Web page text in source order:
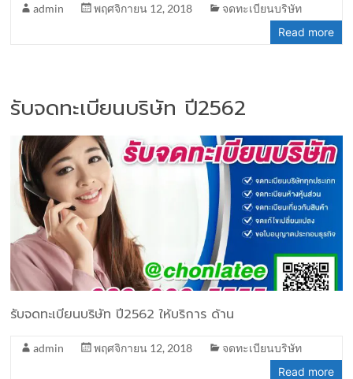
admin พฤศจิกายน 12, 2018
จดทะเบียนบริษัท
Read more
รับจดทะเบียนบริษัท ปี2562
รับจดทะเบียนบริษัท ปี2562 ให้บริการ ด้าน
admin พฤศจิกายน 12, 2018
จดทะเบียนบริษัท
Read more